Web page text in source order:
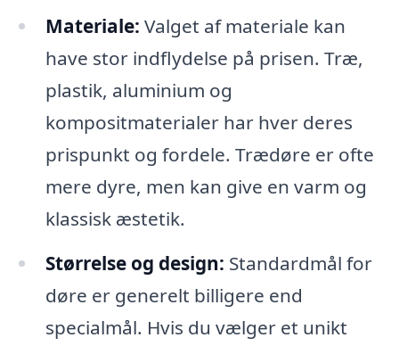
Materiale: Valget af materiale kan
have stor indflydelse på prisen. Træ,
plastik, aluminium og
kompositmaterialer har hver deres
prispunkt og fordele. Trædøre er ofte
mere dyre, men kan give en varm og
klassisk æstetik.
Størrelse og design: Standardmål for
døre er generelt billigere end
specialmål. Hvis du vælger et unikt